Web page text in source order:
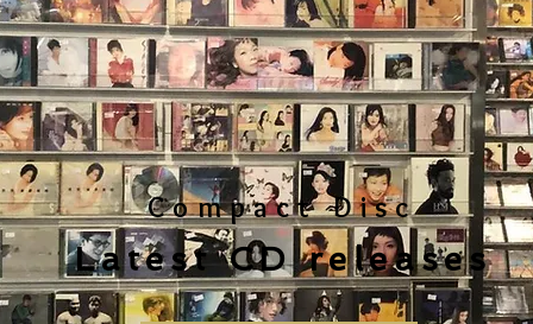
Compact Disc
Latest CD releases